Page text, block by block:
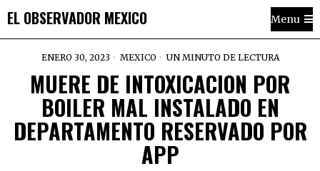
EL OBSERVADOR MEXICO Menu
ENERO 30, 2023 MEXICO UN MINUTO DE LECTURA
MUERE DE INTOXICACION POR
BOILER MAL INSTALADO EN
DEPARTAMENTO RESERVADO POR
APP